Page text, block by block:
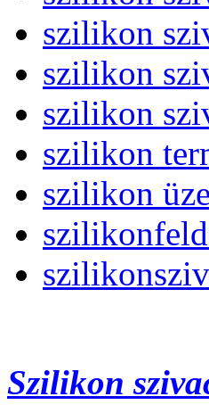
szilikon
szilikon
szilikon
szilikon
szilikon
Szilikon